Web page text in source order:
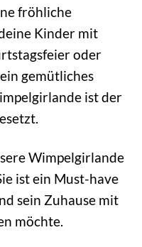
fröhliche
Kinder mit
oder
gemütliches
ist der
Wimpelgirlande
ist ein Must-have
sein Zuhause mit
möchte.